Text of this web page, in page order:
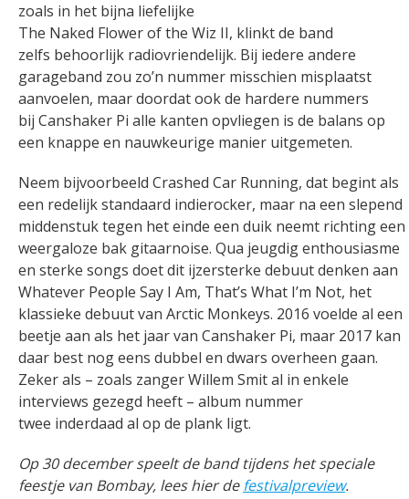
zoals in het bijna liefelijke
The Naked Flower of the Wiz II, klinkt de band
zelfs behoorlijk radiovriendelijk. Bij iedere andere
garageband zou zo’n nummer misschien misplaatst
aanvoelen, maar doordat ook de hardere nummers
bij Canshaker Pi alle kanten opvliegen is de balans op
een knappe en nauwkeurige manier uitgemeten.
Neem bijvoorbeeld Crashed Car Running, dat begint als
een redelijk standaard indierocker, maar na een slepend
middenstuk tegen het einde een duik neemt richting een
weergaloze bak gitaarnoise. Qua jeugdig enthousiasme
en sterke songs doet dit ijzersterke debuut denken aan
Whatever People Say I Am, That’s What I’m Not, het
klassieke debuut van Arctic Monkeys. 2016 voelde al een
beetje aan als het jaar van Canshaker Pi, maar 2017 kan
daar best nog eens dubbel en dwars overheen gaan.
Zeker als – zoals zanger Willem Smit al in enkele
interviews gezegd heeft – album nummer
twee inderdaad al op de plank ligt.
Op 30 december speelt de band tijdens het speciale
feestje van Bombay, lees hier defestivalpreview.